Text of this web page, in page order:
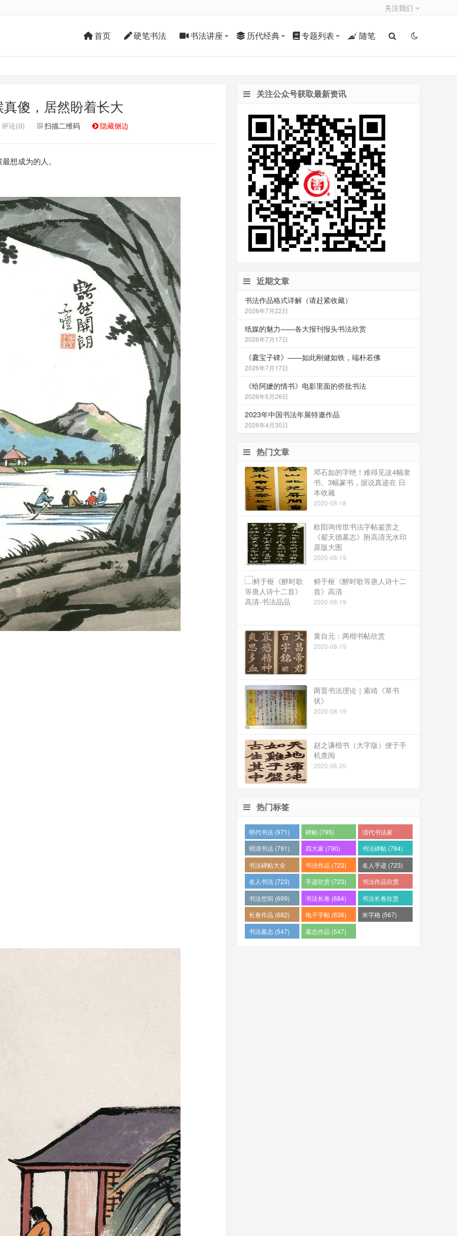
关注我们
首页 硬笔书法 书法讲座 历代经典 专题列表 随笔
傻，居然盼着长大
评论(0) 扫描二维码 隐藏侧边
想成为的人。
关注公众号获取最新资讯
近期文章
书法作品格式详解（请赶紧收藏）
2026年7月22日
纸媒的魅力——各大报刊报头书法欣赏
2026年7月17日
《爨宝子碑》——如此刚健如铁，端朴若佛
2026年7月17日
《给阿嬷的情书》电影里面的侨批书法
2026年5月26日
2023年中国书法年展特邀作品
2026年4月30日
热门文章
邓石如的字绝！难得见这4幅隶
书、3幅篆书，据说真迹在 日
本收藏
2020-08-18
欧阳询传世书法字帖鉴赏之
《翟天德墓志》附高清无水印
原版大图
2020-08-19
鲜于枢《醉时歌等唐人诗十二
首》高清
2020-08-19
黄自元：两楷书帖欣赏
2020-08-19
两晋书法理论｜索靖《草书
状》
2020-08-19
赵之谦楷书（大字版）便于手
机查阅
2020-08-20
热门标签
明代书法 (971) 碑帖 (795)
清代书法家
(794)
明清书法 (791) 四大家 (790)
书法碑帖 (784)
书法碑帖大全
(784)
书法作品 (723)
名人手迹 (723)
名人书法 (723)
手迹欣赏 (723)
书法作品欣赏
(710)
书法空间 (699) 书法长卷 (684)
书法长卷欣赏
(682)
长卷作品 (682) 电子字帖 (638)
米字格 (567)
书法墓志 (547)
墓志作品 (547)